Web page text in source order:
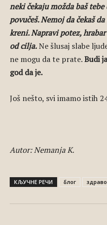
neki čekaju možda baš
povučeš. Nemoj da čekaš
kreni. Napravi potez,
od cilja.Ne šlusaj slabe
ne mogu da te prate.Budi
god da je.
Još nešto, svi imamo istih
Autor: Nemanja K.
КЉУЧНЕ РЕЧИ блог